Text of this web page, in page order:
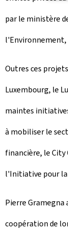
par le ministère
l'Environnement,
Outres ces
Luxembourg, le
maintes
à mobiliser le
financière, le City
l'Initiative pour la
Pierre Gramegna
coopération de